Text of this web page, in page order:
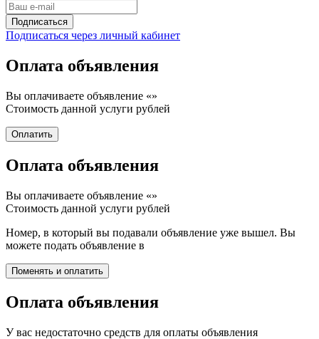
Подписаться через личный кабинет
Оплата объявления
Вы оплачиваете объявление «»
Стоимость данной услуги рублей
Оплата объявления
Вы оплачиваете объявление «»
Стоимость данной услуги рублей
Номер, в который вы подавали объявление уже вышел. Вы
можете подать объявление в
Оплата объявления
У вас недостаточно средств для оплаты объявления